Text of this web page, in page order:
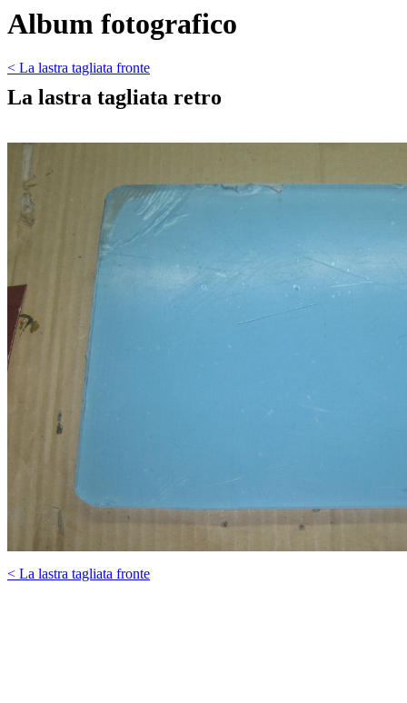
Album fotografico
< La lastra tagliata fronte
La lastra tagliata retro
< La lastra tagliata fronte